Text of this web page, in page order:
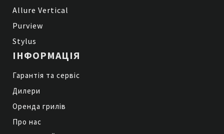
Allure Vertical
Purview
Stylus
ІНФОРМАЦІЯ
Гарантія та сервіс
Дилери
Оренда грилів
Про нас